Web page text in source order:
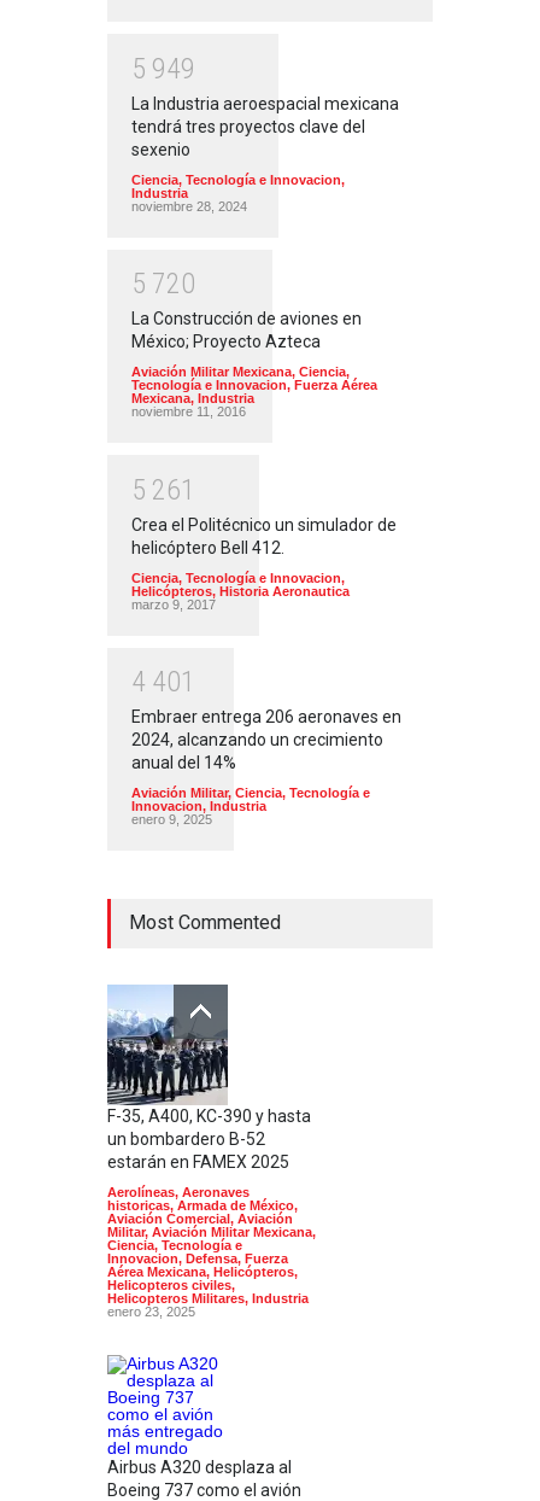
5 949
La Industria aeroespacial mexicana
tendrá tres proyectos clave del
sexenio
Ciencia, Tecnología e Innovacion,
Industria
noviembre 28, 2024
5 720
La Construcción de aviones en
México; Proyecto Azteca
Aviación Militar Mexicana, Ciencia,
Tecnología e Innovacion, Fuerza Aérea
Mexicana, Industria
noviembre 11, 2016
5 261
Crea el Politécnico un simulador de
helicóptero Bell 412.
Ciencia, Tecnología e Innovacion,
Helicópteros, Historia Aeronautica
marzo 9, 2017
4 401
Embraer entrega 206 aeronaves en
2024, alcanzando un crecimiento
anual del 14%
Aviación Militar, Ciencia, Tecnología e
Innovacion, Industria
enero 9, 2025
Most Commented
F-35, A400, KC-390 y hasta
un bombardero B-52
estarán en FAMEX 2025
Aerolíneas, Aeronaves
historicas, Armada de México,
Aviación Comercial, Aviación
Militar, Aviación Militar Mexicana,
Ciencia, Tecnología e
Innovacion, Defensa, Fuerza
Aérea Mexicana, Helicópteros,
Helicopteros civiles,
Helicopteros Militares, Industria
enero 23, 2025
Airbus A320 desplaza al
Boeing 737 como el avión